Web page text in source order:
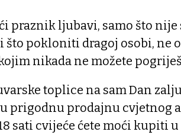
praznik ljubavi, samo što nije
pokloniti dragoj osobi, ne
nikada ne možete
toplice na sam Dan
prigodnu prodajnu cvjetnog
sati cvijeće ćete moći kupiti